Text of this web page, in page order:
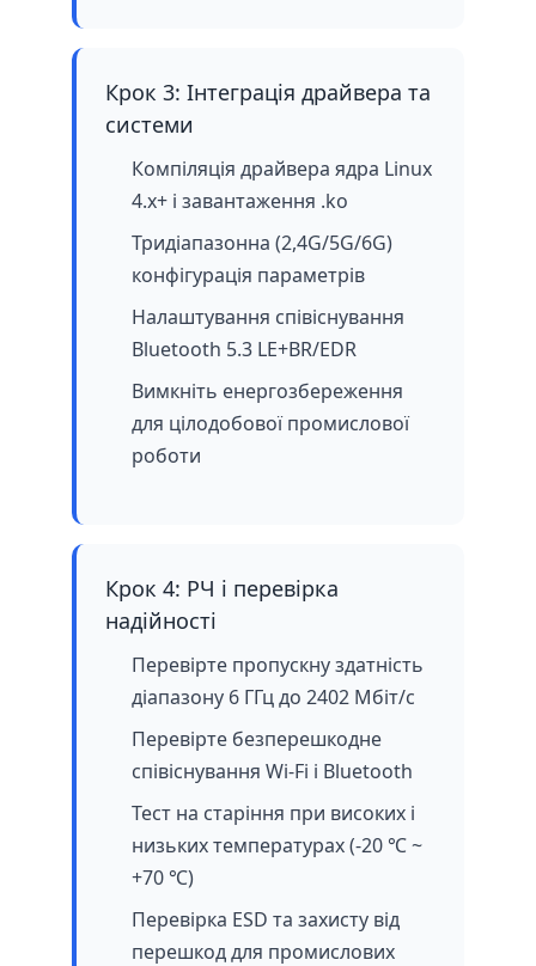
Крок 3: Інтеграція драйвера та
системи
Компіляція драйвера ядра Linux
4.x+ і завантаження .ko
Тридіапазонна (2,4G/5G/6G)
конфігурація параметрів
Налаштування співіснування
Bluetooth 5.3 LE+BR/EDR
Вимкніть енергозбереження
для цілодобової промислової
роботи
Крок 4: РЧ і перевірка
надійності
Перевірте пропускну здатність
діапазону 6 ГГц до 2402 Мбіт/с
Перевірте безперешкодне
співіснування Wi-Fi і Bluetooth
Тест на старіння при високих і
низьких температурах (-20 ℃ ~
+70 ℃)
Перевірка ESD та захисту від
перешкод для промислових